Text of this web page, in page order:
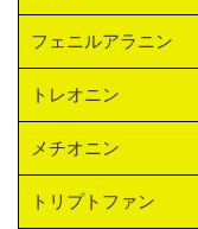
フェニルアラニン
トレオニン
メチオニン
トリプトファン